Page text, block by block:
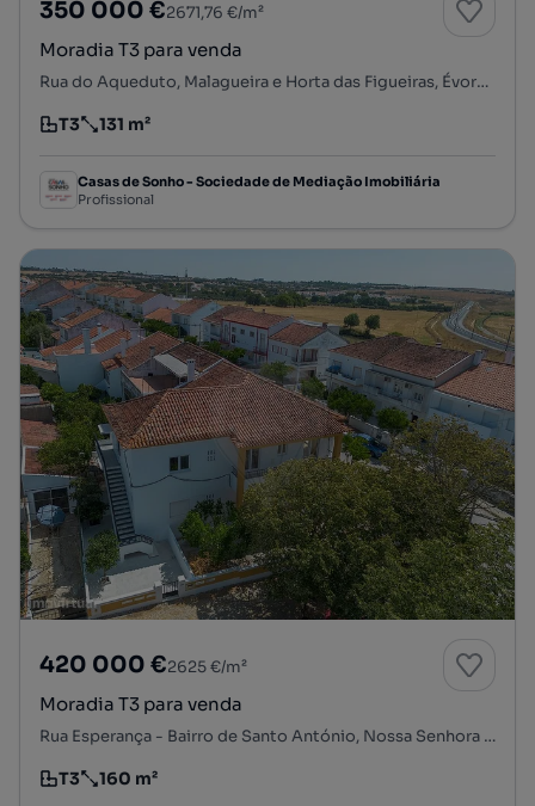
350 000 €2671,76 €/m²
Moradia T3 para venda
Rua do Aqueduto, Malagueira e Horta das Figueiras, Évora, Évora
Tipologia
T3
Preço por metro quadrado
131 m²
Casas de Sonho - Sociedade de Mediação Imobiliária
Profissional
420 000 €2625 €/m²
Moradia T3 para venda
Rua Esperança - Bairro de Santo António, Nossa Senhora de Machede, Évora, Évora
Tipologia
T3
Preço por metro quadrado
160 m²